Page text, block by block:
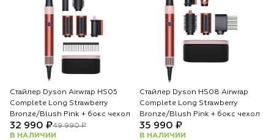
Стайлер Dyson Airwrap HS05
Complete Long Strawberry
Bronze/Blush Pink + бокс чехол
32 990 ₽49 990 ₽
В НАЛИЧИИ
Стайлер Dyson HS08 Airwrap
Complete Long Strawberry
Bronze/Blush Pink + бокс чехол
35 990 ₽
В НАЛИЧИИ